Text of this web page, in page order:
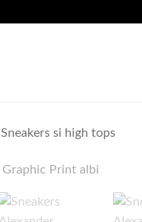
Sneakers si high tops